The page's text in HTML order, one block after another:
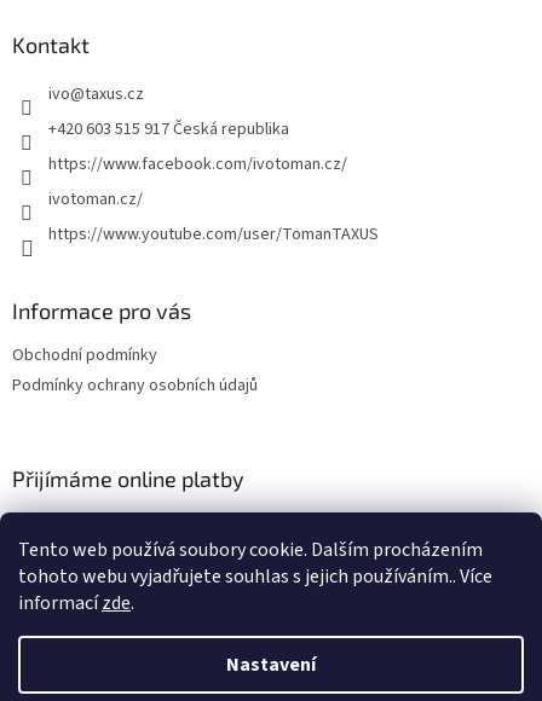
Tento web používá soubory cookie. Dalším procházením
tohoto webu vyjadřujete souhlas s jejich používáním.. Více
informacízde.
Nastavení
Kontakt
ivo@taxus.cz
+420 603 515 917 Česká republika
https://www.facebook.com/ivotoman.cz/
ivotoman.cz/
https://www.youtube.com/user/TomanTAXUS
Informace pro vás
Obchodní podmínky
Podmínky ochrany osobních údajů
Přijímáme online platby